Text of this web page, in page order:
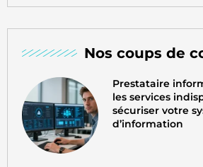
Nos coups de
Prestataire
les services
sécuriser votre
d’information